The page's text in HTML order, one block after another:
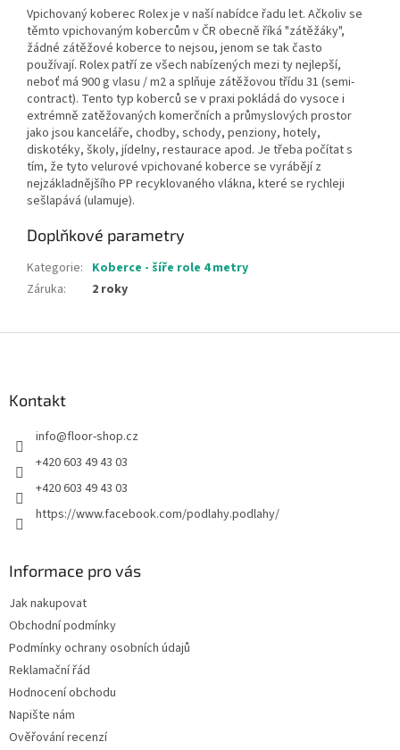
Vpichovaný koberec Rolex je v naší nabídce řadu let. Ačkoliv se
těmto vpichovaným kobercům v ČR obecně říká "zátěžáky",
žádné zátěžové koberce to nejsou, jenom se tak často
používají. Rolex patří ze všech nabízených mezi ty nejlepší,
neboť má 900 g vlasu / m2 a splňuje zátěžovou třídu 31 (semi-
contract). Tento typ koberců se v praxi pokládá do vysoce i
extrémně zatěžovaných komerčních a průmyslových prostor
jako jsou kanceláře, chodby, schody, penziony, hotely,
diskotéky, školy, jídelny, restaurace apod. Je třeba počítat s
tím, že tyto velurové vpichované koberce se vyrábějí z
nejzákladnějšího PP recyklovaného vlákna, které se rychleji
sešlapává (ulamuje).
Doplňkové parametry
Kategorie: Koberce - šíře role 4 metry
Záruka: 2 roky
Kontakt
info@floor-shop.cz
+420 603 49 43 03
+420 603 49 43 03
https://www.facebook.com/podlahy.podlahy/
Informace pro vás
Jak nakupovat
Obchodní podmínky
Podmínky ochrany osobních údajů
Reklamační řád
Hodnocení obchodu
Napište nám
Ověřování recenzí